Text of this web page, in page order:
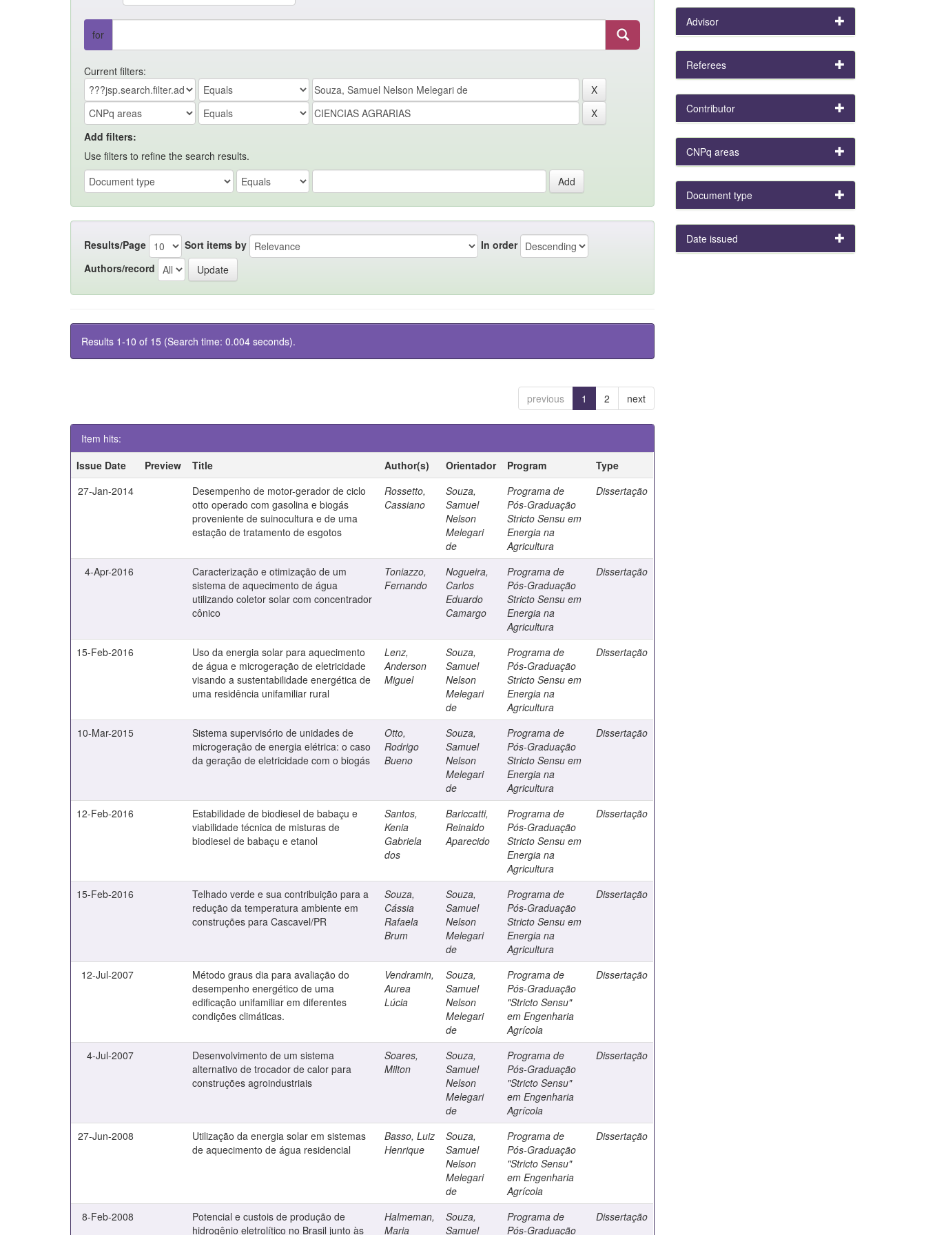
for
Current filters:
Add filters:
Use filters to refine the search results.
Results/Page Sort items by
In order
Authors/record
Results 1-10 of 15 (Search time: 0.004 seconds).
previous 1 2 next
Item hits:
Issue Date
Preview Title Author(s) Orientador Program
Type
27-Jan-2014
Desempenho de motor-gerador de ciclo
otto operado com gasolina e biogás
proveniente de suinocultura e de uma
estação de tratamento de esgotos
Rossetto,
Cassiano
Souza,
Samuel
Nelson
Melegari
de
Programa de
Pós-Graduação
Stricto Sensu em
Energia na
Agricultura
Dissertação
4-Apr-2016
Caracterização e otimização de um
sistema de aquecimento de água
utilizando coletor solar com concentrador
cônico
Toniazzo,
Fernando
Nogueira,
Carlos
Eduardo
Camargo
Programa de
Pós-Graduação
Stricto Sensu em
Energia na
Agricultura
Dissertação
15-Feb-2016
Uso da energia solar para aquecimento
de água e microgeração de eletricidade
visando a sustentabilidade energética de
uma residência unifamiliar rural
Lenz,
Anderson
Miguel
Souza,
Samuel
Nelson
Melegari
de
Programa de
Pós-Graduação
Stricto Sensu em
Energia na
Agricultura
Dissertação
10-Mar-2015
Sistema supervisório de unidades de
microgeração de energia elétrica: o caso
da geração de eletricidade com o biogás
Otto,
Rodrigo
Bueno
Souza,
Samuel
Nelson
Melegari
de
Programa de
Pós-Graduação
Stricto Sensu em
Energia na
Agricultura
Dissertação
12-Feb-2016
Estabilidade de biodiesel de babaçu e
viabilidade técnica de misturas de
biodiesel de babaçu e etanol
Santos,
Kenia
Gabriela
dos
Bariccatti,
Reinaldo
Aparecido
Programa de
Pós-Graduação
Stricto Sensu em
Energia na
Agricultura
Dissertação
15-Feb-2016
Telhado verde e sua contribuição para a
redução da temperatura ambiente em
construções para Cascavel/PR
Souza,
Cássia
Rafaela
Brum
Souza,
Samuel
Nelson
Melegari
de
Programa de
Pós-Graduação
Stricto Sensu em
Energia na
Agricultura
Dissertação
12-Jul-2007
Método graus dia para avaliação do
desempenho energético de uma
edificação unifamiliar em diferentes
condições climáticas.
Vendramin,
Aurea
Lúcia
Souza,
Samuel
Nelson
Melegari
de
Programa de
Pós-Graduação
"Stricto Sensu"
em Engenharia
Agrícola
Dissertação
4-Jul-2007
Desenvolvimento de um sistema
alternativo de trocador de calor para
construções agroindustriais
Soares,
Milton
Souza,
Samuel
Nelson
Melegari
de
Programa de
Pós-Graduação
"Stricto Sensu"
em Engenharia
Agrícola
Dissertação
27-Jun-2008
Utilização da energia solar em sistemas
de aquecimento de água residencial
Basso, Luiz
Henrique
Souza,
Samuel
Nelson
Melegari
de
Programa de
Pós-Graduação
"Stricto Sensu"
em Engenharia
Agrícola
Dissertação
8-Feb-2008
Potencial e custois de produção de
hidrogênio eletrolítico no Brasil junto às
Halmeman,
Maria
Souza,
Samuel
Programa de
Pós-Graduação
Dissertação
Advisor
Referees
Contributor
CNPq areas
Document type
Date issued